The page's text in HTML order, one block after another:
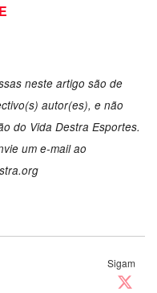
neste artigo são de
autor(es), e não
do Vida Destra Esportes.
um e-mail ao
Sigam